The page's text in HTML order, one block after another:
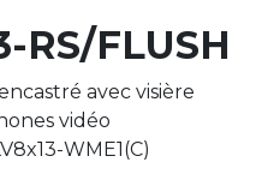
RS/FLUSH
avec visière
vidéo
WME1(C)